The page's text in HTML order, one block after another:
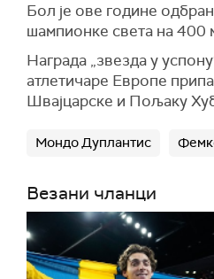
Бол је ове године
шампионке света на 400
Награда „звезда у
атлетичаре Европе
Швајцарске и Пољаку
Мондо Дуплантис
Везани чланци